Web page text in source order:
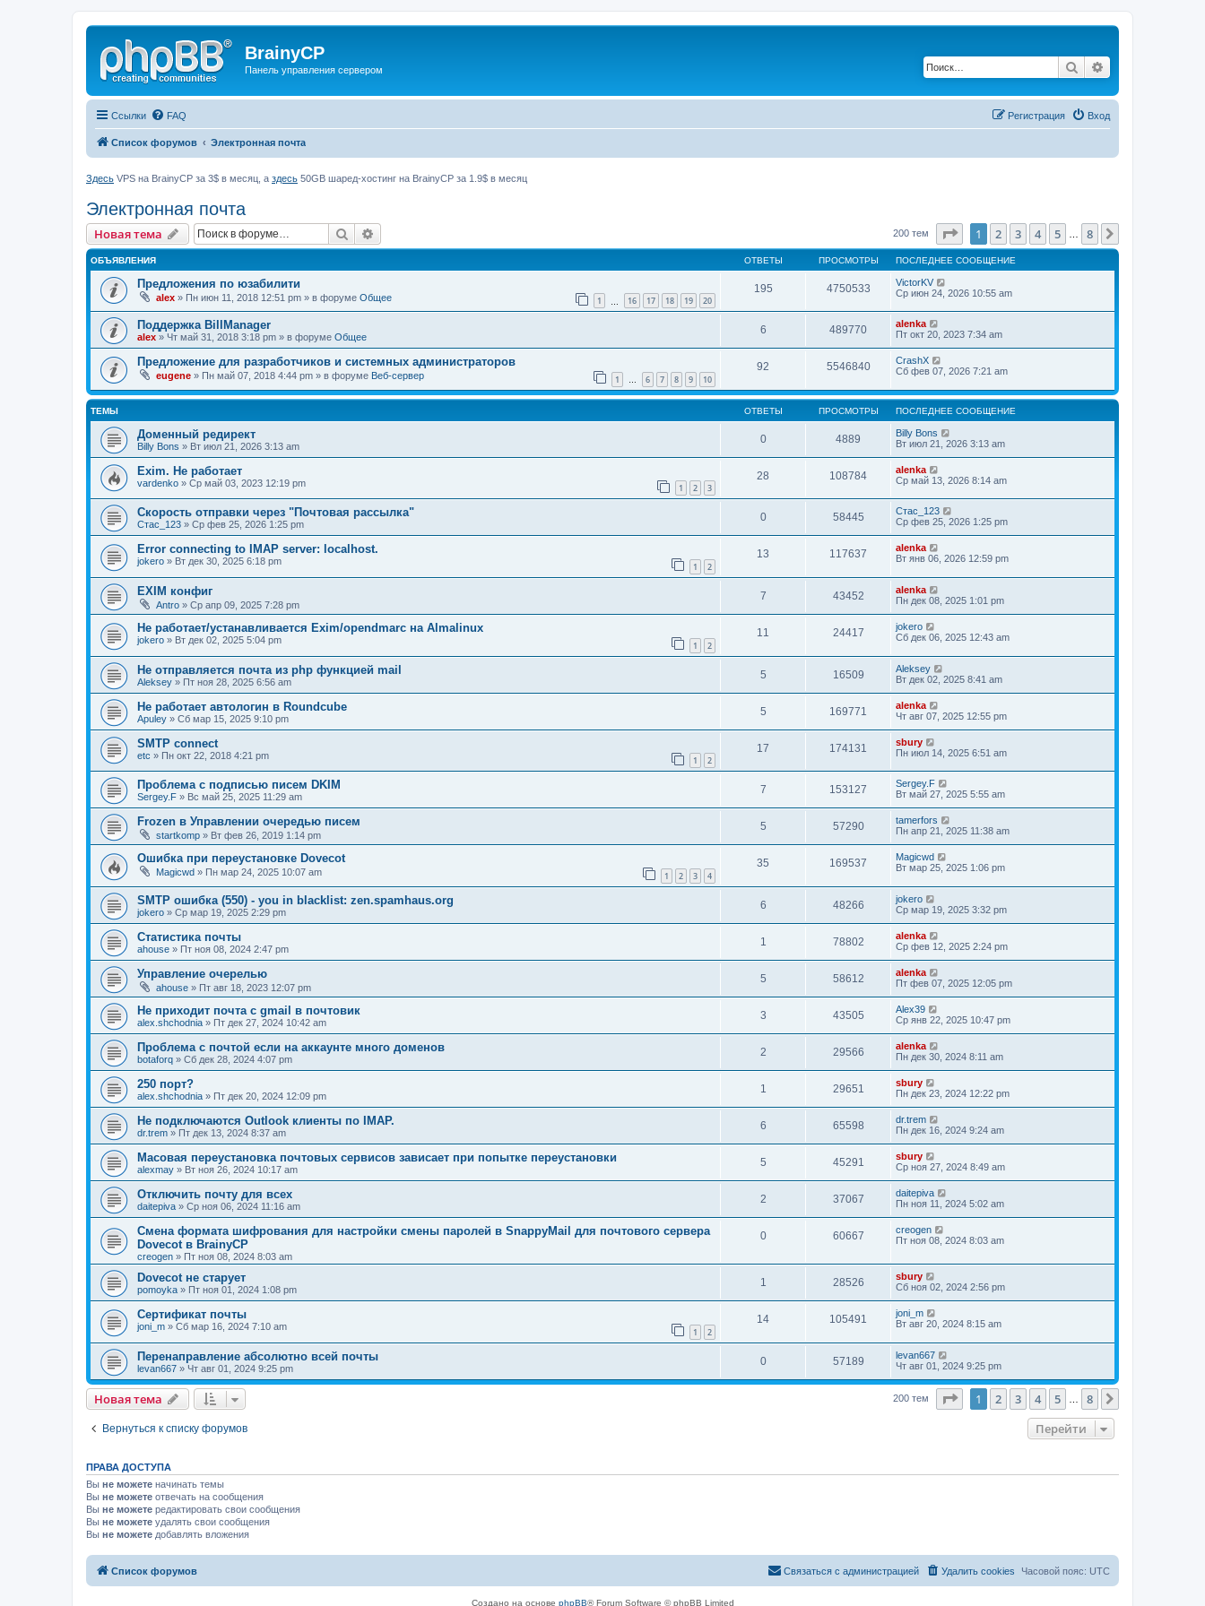
BrainyCP
Панель управления сервером Поиск
Ссылки FAQ Вход
Регистрация
Список форумов Электронная почта
Здесь VPS на BrainyCP за 3$ в месяц, а здесь 50GB шаред-хостинг на BrainyCP за 1.9$ в месяц
Электронная почта
Новая тема Поиск 200 тем Страница1 из
1 2 3 4 5 8
ОБЪЯВЛЕНИЯ ОТВЕТЫ ПРОСМОТРЫ ПОСЛЕДНЕЕ СООБЩЕНИЕ
Предложения по юзабилити
alex » Пн июн 11, 2018 12:51 pm » в форуме Общее 1 16 17 18 19 20
195 4750533
VictorKV
Ср июн 24, 2026 10:55 am
Поддержка BillManager
alex » Чт май 31, 2018 3:18 pm » в форуме Общее
6 489770
alenka
Пт окт 20, 2023 7:34 am
Предложение для разработчиков и системных администраторов
eugene » Пн май 07, 2018 4:44 pm » в форуме Веб-сервер 1 … 6 7 8 9 10
92 5546840
CrashX
Сб фев 07, 2026 7:21 am
ТЕМЫ ОТВЕТЫ ПРОСМОТРЫ ПОСЛЕДНЕЕ СООБЩЕНИЕ
Доменный редирект
Billy Bons » Вт июл 21, 2026 3:13 am
0 4889
Billy Bons
Вт июл 21, 2026 3:13 am
Exim. Не работает
vardenko » Ср май 03, 2023 12:19 pm 1 2 3
28 108784
alenka
Ср май 13, 2026 8:14 am
Скорость отправки через "Почтовая рассылка"
Стас_123 » Ср фев 25, 2026 1:25 pm
0 58445
Стас_123
Ср фев 25, 2026 1:25 pm
Error connecting to IMAP server: localhost.
jokero » Вт дек 30, 2025 6:18 pm 1 2
13 117637
alenka
Вт янв 06, 2026 12:59 pm
EXIM конфиг
Antro » Ср апр 09, 2025 7:28 pm
7 43452
alenka
Пн дек 08, 2025 1:01 pm
Не работает/устанавливается Exim/opendmarc на Almalinux
jokero » Вт дек 02, 2025 5:04 pm 1 2
11 24417
jokero
Сб дек 06, 2025 12:43 am
Не отправляется почта из php функцией mail
Aleksey » Пт ноя 28, 2025 6:56 am
5 16509
Aleksey
Вт дек 02, 2025 8:41 am
Не работает автологин в Roundcube
Apuley » Сб мар 15, 2025 9:10 pm
5 169771
alenka
Чт авг 07, 2025 12:55 pm
SMTP connect
etc » Пн окт 22, 2018 4:21 pm 1 2
17 174131
sbury
Пн июл 14, 2025 6:51 am
Проблема с подписью писем DKIM
Sergey.F » Вс май 25, 2025 11:29 am
7 153127
Sergey.F
Вт май 27, 2025 5:55 am
Frozen в Управлении очередью писем
startkomp » Вт фев 26, 2019 1:14 pm
5 57290
tamerfors
Пн апр 21, 2025 11:38 am
Ошибка при переустановке Dovecot
Magicwd » Пн мар 24, 2025 10:07 am 1 2 3 4
35 169537
Magicwd
Вт мар 25, 2025 1:06 pm
SMTP ошибка (550) - you in blacklist: zen.spamhaus.org
jokero » Ср мар 19, 2025 2:29 pm
6 48266
jokero
Ср мар 19, 2025 3:32 pm
Статистика почты
ahouse » Пт ноя 08, 2024 2:47 pm
1 78802
alenka
Ср фев 12, 2025 2:24 pm
Управление очерелью
ahouse » Пт авг 18, 2023 12:07 pm
5 58612
alenka
Пт фев 07, 2025 12:05 pm
Не приходит почта с gmail в почтовик
alex.shchodnia » Пт дек 27, 2024 10:42 am
3 43505
Alex39
Ср янв 22, 2025 10:47 pm
Проблема с почтой если на аккаунте много доменов
botaforq » Сб дек 28, 2024 4:07 pm
2 29566
alenka
Пн дек 30, 2024 8:11 am
250 порт?
alex.shchodnia » Пт дек 20, 2024 12:09 pm
1 29651
sbury
Пн дек 23, 2024 12:22 pm
Не подключаются Outlook клиенты по IMAP.
dr.trem » Пт дек 13, 2024 8:37 am
6 65598
dr.trem
Пн дек 16, 2024 9:24 am
Масовая переустановка почтовых сервисов зависает при попытке переустановки
alexmay » Вт ноя 26, 2024 10:17 am
5 45291
sbury
Ср ноя 27, 2024 8:49 am
Отключить почту для всех
daitepiva » Ср ноя 06, 2024 11:16 am
2 37067
daitepiva
Пн ноя 11, 2024 5:02 am
Смена формата шифрования для настройки смены паролей в SnappyMail для почтового сервера
Dovecot в BrainyCP
creogen » Пт ноя 08, 2024 8:03 am
0 60667
creogen
Пт ноя 08, 2024 8:03 am
Dovecot не старует
pomoyka » Пт ноя 01, 2024 1:08 pm
1 28526
sbury
Сб ноя 02, 2024 2:56 pm
Сертификат почты
joni_m » Сб мар 16, 2024 7:10 am 1 2
14 105491
joni_m
Вт авг 20, 2024 8:15 am
Перенаправление абсолютно всей почты
levan667 » Чт авг 01, 2024 9:25 pm
0 57189
levan667
Чт авг 01, 2024 9:25 pm
Новая тема 200 тем Страница1 из
1 2 3 4 5 8
Вернуться к списку форумов Перейти
ПРАВА ДОСТУПА
Вы не можете начинать темы
Вы не можете отвечать на сообщения
Вы не можете редактировать свои сообщения
Вы не можете удалять свои сообщения
Вы не можете добавлять вложения
Список форумов Часовой пояс: UTC
Удалить cookies
Связаться с администрацией
Создано на основе phpBB® Forum Software © phpBB Limited